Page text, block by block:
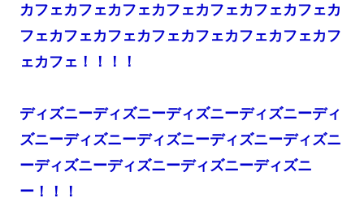
カフェカフェカフェカフェカフェカフェカフェカ
フェカフェカフェカフェカフェカフェカフェカフ
ェカフェ！！！！
ディズニーディズニーディズニーディズニーディ
ズニーディズニーディズニーディズニーディズニ
ーディズニーディズニーディズニーディズニ
ー！！！